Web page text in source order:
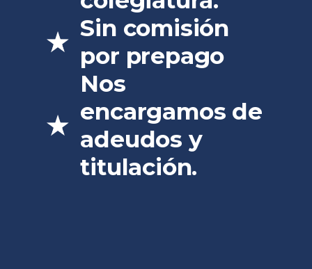
Sin comisión
por prepago
Nos
encargamos de
adeudos y
titulación.